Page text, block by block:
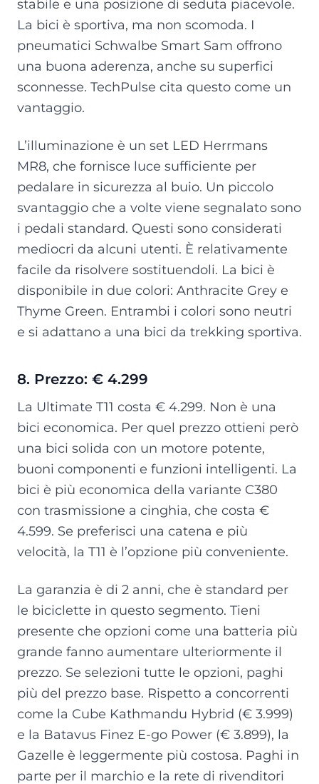
stabile e una posizione di seduta piacevole.
La bici è sportiva, ma non scomoda. I
pneumatici Schwalbe Smart Sam offrono
una buona aderenza, anche su superfici
sconnesse. TechPulse cita questo come un
vantaggio.
L’illuminazione è un set LED Herrmans
MR8, che fornisce luce sufficiente per
pedalare in sicurezza al buio. Un piccolo
svantaggio che a volte viene segnalato sono
i pedali standard. Questi sono considerati
mediocri da alcuni utenti. È relativamente
facile da risolvere sostituendoli. La bici è
disponibile in due colori: Anthracite Grey e
Thyme Green. Entrambi i colori sono neutri
e si adattano a una bici da trekking sportiva.
8. Prezzo: € 4.299
La Ultimate T11 costa € 4.299. Non è una
bici economica. Per quel prezzo ottieni però
una bici solida con un motore potente,
buoni componenti e funzioni intelligenti. La
bici è più economica della variante C380
con trasmissione a cinghia, che costa €
4.599. Se preferisci una catena e più
velocità, la T11 è l’opzione più conveniente.
La garanzia è di 2 anni, che è standard per
le biciclette in questo segmento. Tieni
presente che opzioni come una batteria più
grande fanno aumentare ulteriormente il
prezzo. Se selezioni tutte le opzioni, paghi
più del prezzo base. Rispetto a concorrenti
come la Cube Kathmandu Hybrid (€ 3.999)
e la Batavus Finez E-go Power (€ 3.899), la
Gazelle è leggermente più costosa. Paghi in
parte per il marchio e la rete di rivenditori